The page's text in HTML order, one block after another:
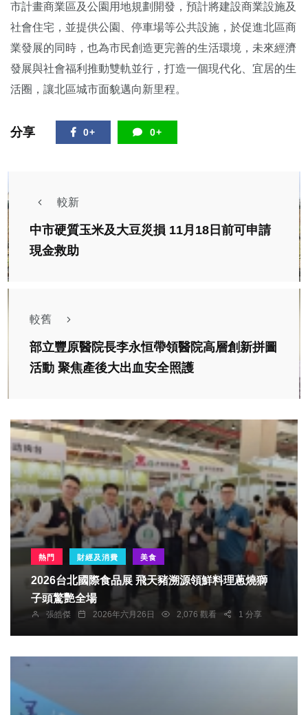
市計畫商業區及公園用地規劃開發，預計將建設商業設施及
社會住宅，並提供公園、停車場等公共設施，於促進北區商
業發展的同時，也為市民創造更完善的生活環境，未來經濟
發展與社會福利推動雙軌並行，打造一個現代化、宜居的生
活圈，讓北區城市面貌邁向新里程。
分享 0+ 0+
較新
中市硬質玉米及大豆災損 11月18日前可申請
現金救助
較舊
部立豐原醫院長李永恒帶領醫院高層創新拼圖
活動 聚焦產後大出血安全照護
熱門 財經及消費 美食
2026台北國際食品展 飛天豬溯源領鮮料理蔥燒獅
子頭驚艷全場
張皓傑 2026年六月26日 2,076 觀看 1 分享